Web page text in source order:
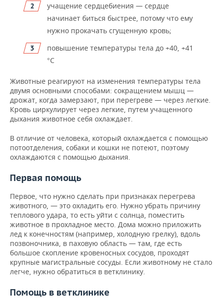
учащение сердцебиения — сердце
начинает биться быстрее, потому что ему
нужно прокачать сгущенную кровь;
повышение температуры тела до +40, +41
°С
Животные реагируют на изменения температуры тела
двумя основными способами: сокращением мышц —
дрожат, когда замерзают, при перегреве — через легкие.
Кровь циркулирует через легкие, путем учащенного
дыхания животное себя охлаждает.
В отличие от человека, который охлаждается с помощью
потоотделения, собаки и кошки не потеют, поэтому
охлаждаются с помощью дыхания.
Первая помощь
Первое, что нужно сделать при признаках перегрева
животного, — это охладить его. Нужно убрать причину
теплового удара, то есть уйти с солнца, поместить
животное в прохладное место. Дома можно приложить
лед к конечностям (например, холодную грелку), вдоль
позвоночника, в паховую область — там, где есть
большое скопление кровеносных сосудов, проходят
крупные магистральные сосуды. Если животному не стало
легче, нужно обратиться в ветклинику.
Помощь в ветклинике